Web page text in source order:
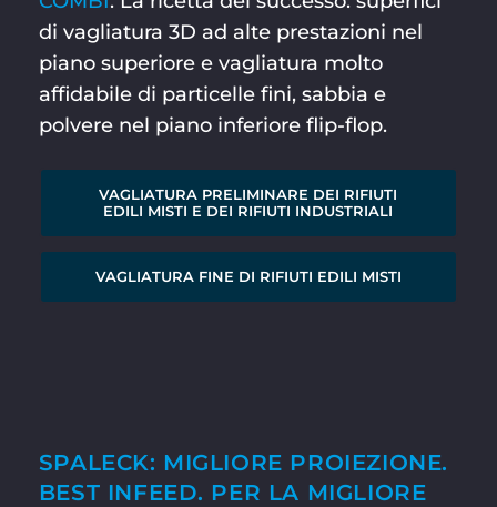
VAGLIATURA PRELIMINARE DEI RIFIUTI
EDILI MISTI E DEI RIFIUTI INDUSTRIALI
VAGLIATURA FINE DI RIFIUTI EDILI MISTI
di vagliatura 3D ad alte prestazioni nel
piano superiore e vagliatura molto
affidabile di particelle fini, sabbia e
polvere nel piano inferiore flip-flop.
SPALECK: MIGLIORE PROIEZIONE.
BEST INFEED. PER LA MIGLIORE